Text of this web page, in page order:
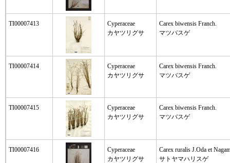
TI00007413
Cyperaceae
カヤツリグサ
Carex biwensis Franch.
マツバスゲ
TI00007414
Cyperaceae
カヤツリグサ
Carex biwensis Franch.
マツバスゲ
TI00007415
Cyperaceae
カヤツリグサ
Carex biwensis Franch.
マツバスゲ
TI00007416
Cyperaceae
カヤツリグサ
Carex ruralis J.Oda et
サトヤマハリスゲ